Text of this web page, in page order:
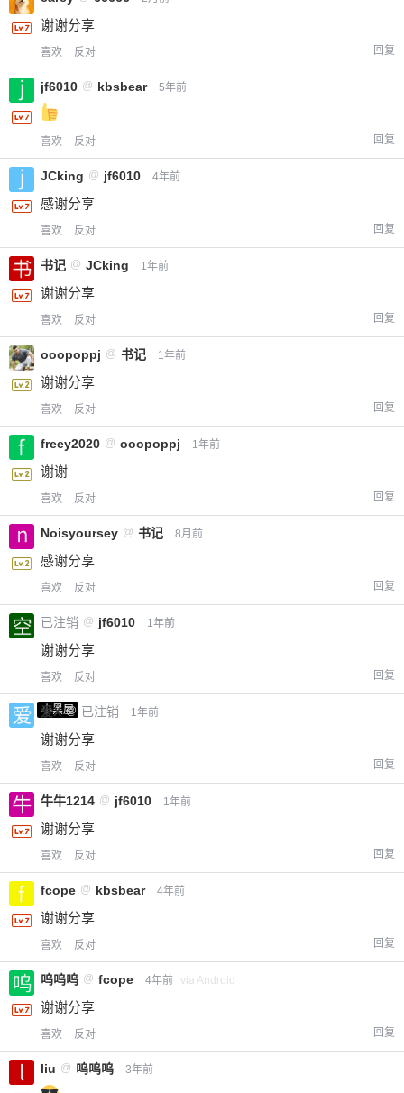
谢谢分享
喜欢 反对 回复
jf6010 @ kbsbear 5年前
喜欢 反对 回复
JCking @ jf6010 4年前
感谢分享
喜欢 反对 回复
书记 @ JCking 1年前
谢谢分享
喜欢 反对 回复
ooopoppj @ 书记 1年前
谢谢分享
喜欢 反对 回复
freey2020 @ ooopoppj 1年前
谢谢
喜欢 反对 回复
Noisyoursey @ 书记 8月前
感谢分享
喜欢 反对 回复
已注销 @ jf6010 1年前
谢谢分享
喜欢 反对 回复
小黑屋
爱X @ 已注销 1年前
谢谢分享
喜欢 反对 回复
牛牛1214 @ jf6010 1年前
谢谢分享
喜欢 反对 回复
fcope @ kbsbear 4年前
谢谢分享
喜欢 反对 回复
呜呜呜 @ fcope 4年前 via Android
谢谢分享
喜欢 反对 回复
liu @ 呜呜呜 3年前